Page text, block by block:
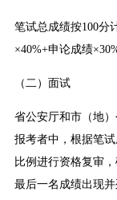
笔试总成绩按100分
×40%+申论成绩
（二）面试
省公安厅和市（地
报考者中，根据笔
比例进行资格复审
最后一名成绩出现